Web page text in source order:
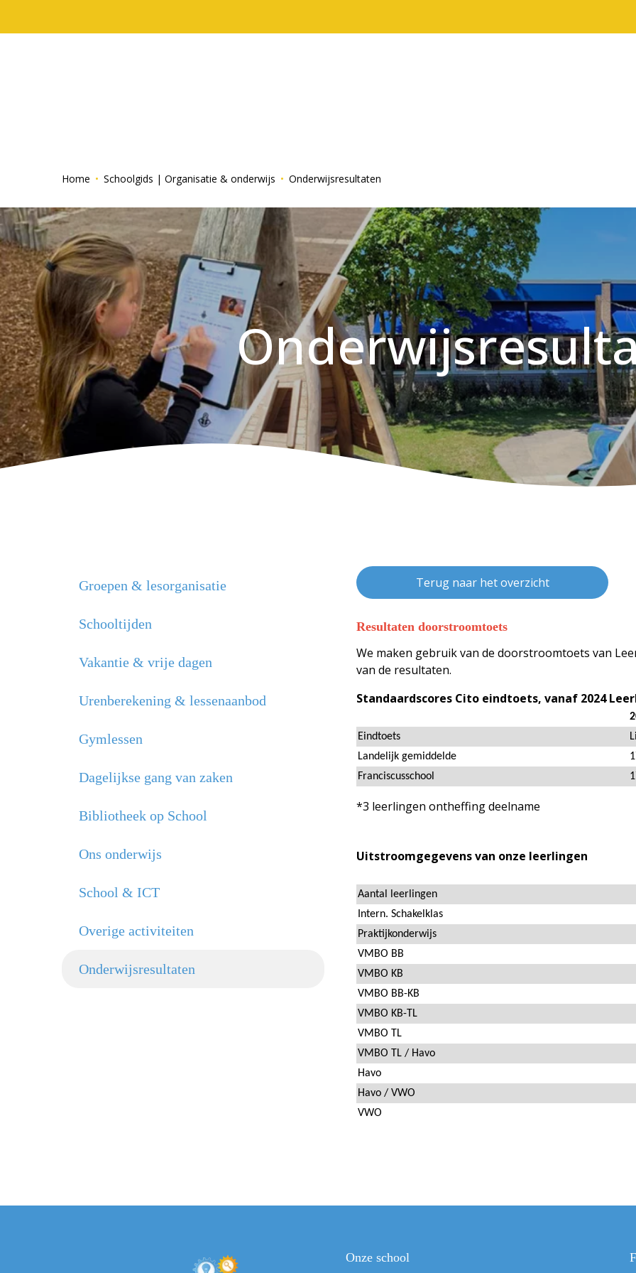
Home Schoolgids | Organisatie & onderwijs Onderwijsresultaten
Groepen & lesorganisatie
Schooltijden
Vakantie & vrije dagen
Urenberekening & lessenaanbod
Gymlessen
Dagelijkse gang van zaken
Bibliotheek op School
Ons onderwijs
School & ICT
Overige activiteiten
Onderwijsresultaten
Terug naar het overzicht
Resultaten doorstroomtoets
We maken gebruik van de doorstroomtoets van
van de resultaten.
Standaardscores Cito eindtoets, vanaf 2024
Eindtoets
Landelijk gemiddelde
Franciscusschool
*3 leerlingen ontheffing deelname
Uitstroomgegevens van onze leerlingen
Aantal leerlingen
Intern. Schakelklas
Praktijkonderwijs
VMBO BB
VMBO KB
VMBO BB-KB
VMBO KB-TL
VMBO TL
VMBO TL / Havo
Havo
Havo / VWO
VWO
Onze school